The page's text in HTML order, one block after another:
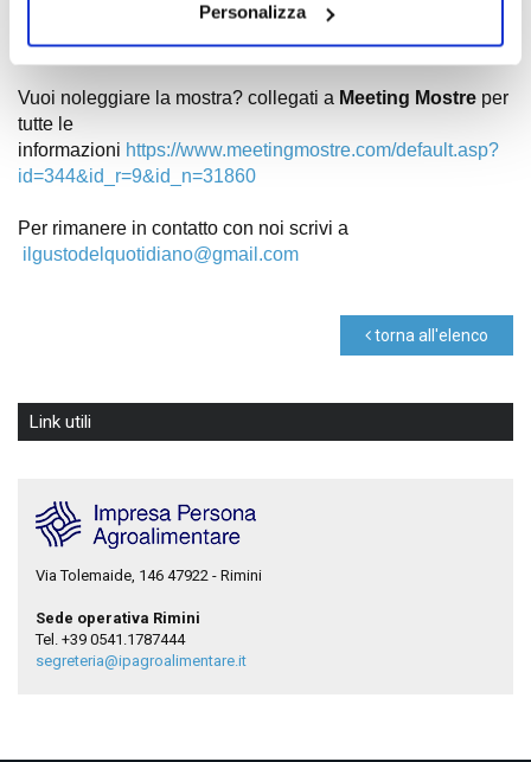
Personalizza
(MB), in occasione della festa cittadina.
Vuoi noleggiare la mostra? collegati a Meeting Mostre per
tutte le
informazioni https://www.meetingmostre.com/default.asp?
id=344&id_r=9&id_n=31860
Per rimanere in contatto con noi scrivi a
ilgustodelquotidiano@gmail.com
torna all'elenco
Link utili
Via Tolemaide, 146 47922 - Rimini
Sede operativa Rimini
Tel. +39 0541.1787444
segreteria@ipagroalimentare.it